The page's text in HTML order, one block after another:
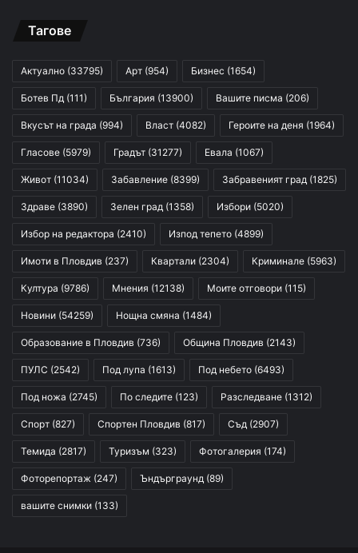
Тагове
Актуално (33795) Арт (954) Бизнес (1654)
Ботев Пд (111) България (13900) Вашите писма (206)
Вкусът на града (994) Власт (4082) Героите на деня (1964)
Гласове (5979) Градът (31277) Евала (1067)
Живот (11034) Забавление (8399) Забравеният град (1825)
Здраве (3890) Зелен град (1358) Избори (5020)
Избор на редактора (2410) Изпод тепето (4899)
Имоти в Пловдив (237) Квартали (2304) Криминале (5963)
Култура (9786) Мнения (12138) Моите отговори (115)
Новини (54259) Нощна смяна (1484)
Образование в Пловдив (736) Община Пловдив (2143)
ПУЛС (2542) Под лупа (1613) Под небето (6493)
Под ножа (2745) По следите (123) Разследване (1312)
Спорт (827) Спортен Пловдив (817) Съд (2907)
Темида (2817) Туризъм (323) Фотогалерия (174)
Фоторепортаж (247) Ъндърграунд (89)
вашите снимки (133)